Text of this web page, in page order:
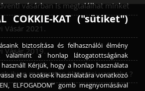
vásárban is megtalálhat minket
Vásár 2021.
Vásár 2019.
ilyen magasztos öltözetei vannak…?
COKKIE-KAT ("sütiket")
biztosítása és felhasználói élmény
valamint a honlap látogatottságának
Kérjük, hogy a honlap használata
el a cookie-k használatára vonatkozó
ELFOGADOM” gomb megnyomásával